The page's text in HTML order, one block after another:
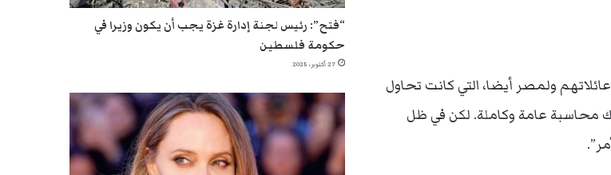
ولمصر أيضا، التي كانت تحاول
محاسبة عامة وكاملة. لكن في ظل
“فتح”: رئيس لجنة إدارة غزة يجب أن يكون وزيرا في
حكومة فلسطين
27 أكتوبر، 2025